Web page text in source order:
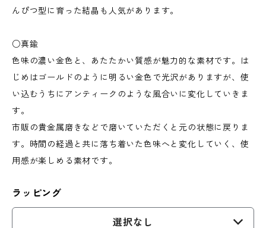
んぴつ型に育った結晶も人気があります。
○真鍮
色味の濃い金色と、あたたかい質感が魅力的な素材です。は
じめはゴールドのように明るい金色で光沢がありますが、使
い込むうちにアンティークのような風合いに変化していきま
す。
市販の貴金属磨きなどで磨いていただくと元の状態に戻りま
す。時間の経過と共に落ち着いた色味へと変化していく、使
用感が楽しめる素材です。
ラッピング
選択なし